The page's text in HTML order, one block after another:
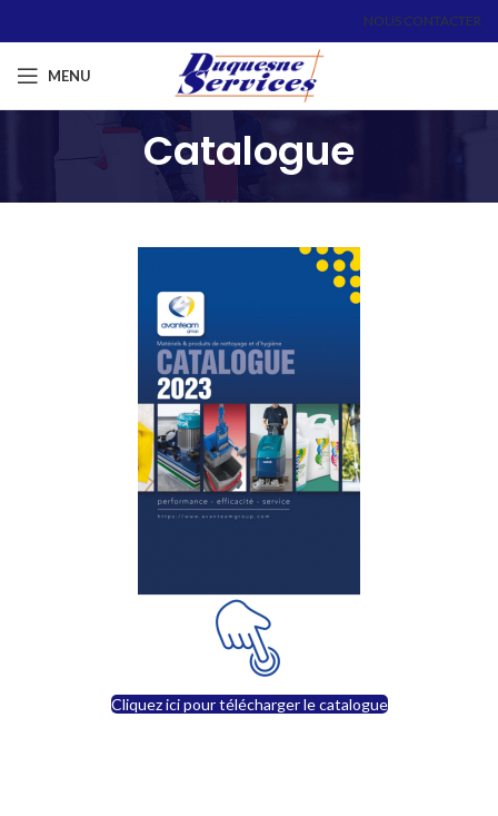
NOUS CONTACTER
MENU
Catalogue
Cliquez ici pour télécharger le catalogue